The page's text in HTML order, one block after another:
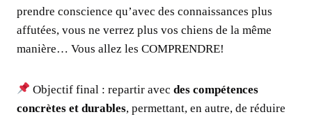
prendre conscience qu’avec des connaissances plus
affutées, vous ne verrez plus vos chiens de la même
manière… Vous allez les COMPRENDRE!
Objectif final : repartir avecdes compétences
concrètes et durables, permettant, en autre, de réduire